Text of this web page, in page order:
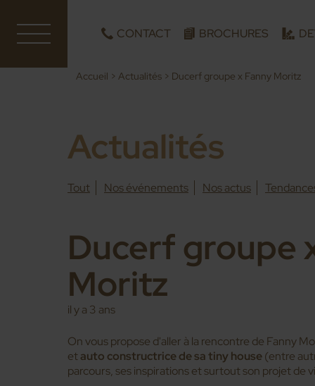
CONTACT BROCHURES
Accueil > Actualités > Ducerf groupe x Fanny Moritz
Actualités
Tout Nos événements Nos actus
Ducerf groupe
Moritz
il y a 3 ans
On vous propose d'aller à la rencontre de Fanny
etauto constructrice de sa tiny house(entre
parcours, ses inspirations et surtout son projet de